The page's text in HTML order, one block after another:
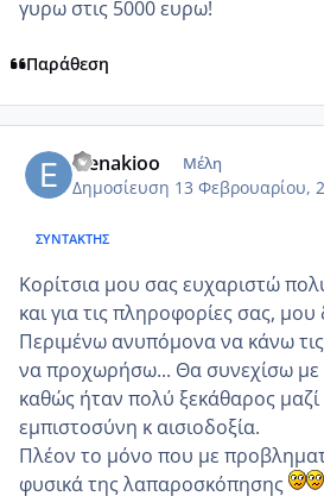
γυρω στις 5000 ευρω!
Παράθεση
elenakioo Μέλη
Δημοσίευση 13 Φεβρουαρίου,
ΣΥΝΤΆΚΤΗΣ
Κορίτσια μου σας ευχαριστώ
και για τις πληροφορίες σας, μου
Περιμένω ανυπόμονα να κάνω τις
να προχωρήσω... Θα συνεχίσω με
καθώς ήταν πολύ ξεκάθαρος
εμπιστοσύνη κ αισιοδοξία.
Πλέον το μόνο που με
φυσικά της λαπαροσκόπησης